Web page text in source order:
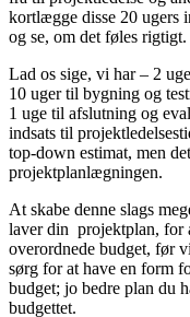
kortlægge disse 20 ugers
og se, om det føles rigtigt.
Lad os sige, vi har – 2
10 uger til bygning og
1 uge til afslutning og
indsats til
top-down estimat, men
projektplanlægningen.
At skabe denne slags
laver din projektplan, for
overordnede budget, før
sørg for at have en form
budget; jo bedre plan du
budgettet.